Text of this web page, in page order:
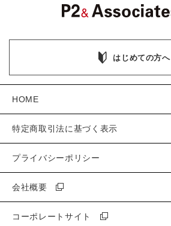
はじめての方へ
HOME
特定商取引法に基づく表示
プライバシーポリシー
会社概要
コーポレートサイト